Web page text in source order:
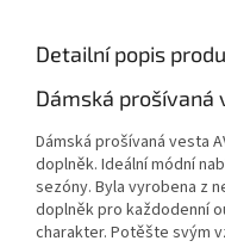
Detailní popis
Dámská prošívaná
Dámská prošívaná vesta
doplněk. Ideální módní
sezóny. Byla vyrobena z
doplněk pro každodenní
charakter. Potěšte svým